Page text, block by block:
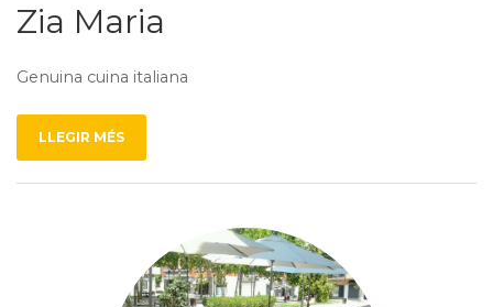
Zia Maria
Genuina cuina italiana
LLEGIR MÉS